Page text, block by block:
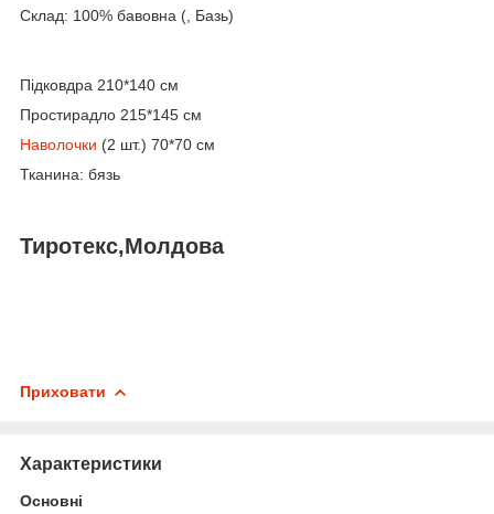
Склад: 100% бавовна (, Базь)
Підковдра 210*140 см
Простирадло 215*145 см
Наволочки (2 шт.) 70*70 см
Тканина: бязь
Тиротекс,Молдова
Приховати
Характеристики
Основні